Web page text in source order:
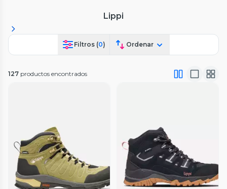
Lippi
Filtros (0) Ordenar
127 productos encontrados